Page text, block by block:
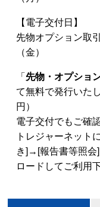
【電子交付日】
先物オプション取
（金）
「先物・オプショ
て無料で発行いた
円）
電子交付でもご確
トレジャーネット
き]→[報告書等照会
ロードしてご利用